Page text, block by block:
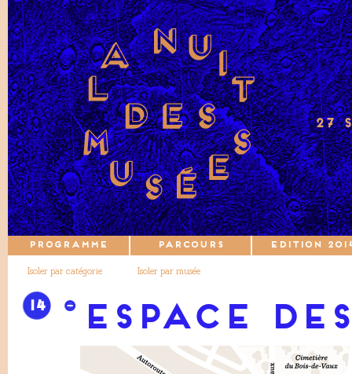
27
PROGRAMME PARCOURS EDITION
Isoler par musée
Isoler par catégorie
14 ESPACE